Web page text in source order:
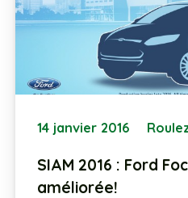
14 janvier 2016
SIAM 2016 : Ford
améliorée!